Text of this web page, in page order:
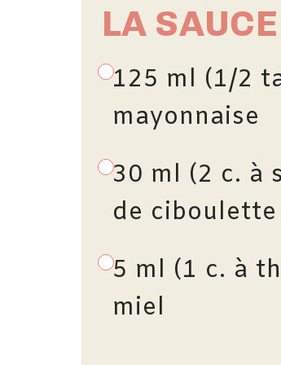
LA SAUCE
125 ml (1/2
mayonnaise
30 ml (2 c. à
de ciboulette
5 ml (1 c. à
miel